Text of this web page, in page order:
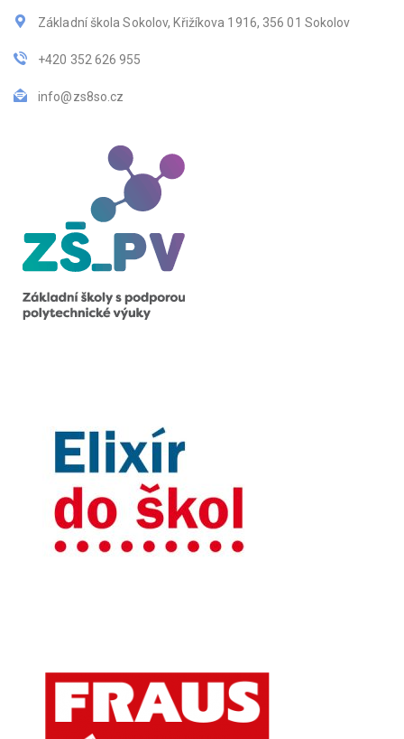
Základní škola Sokolov, Křižíkova 1916, 356 01 Sokolov
+420 352 626 955
info@zs8so.cz